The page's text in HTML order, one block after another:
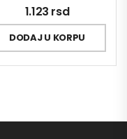
1.123 rsd
DODAJ U KORPU